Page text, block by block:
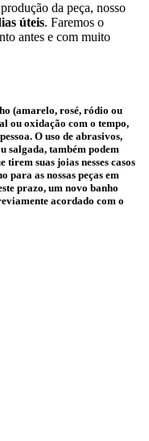
da peça, nosso
úteis. Faremos o
antes e com muito
(amarelo, rosé, ródio ou
ou oxidação com o tempo,
O uso de abrasivos,
salgada, também podem
tirem suas joias nesses casos
para as nossas peças em
prazo, um novo banho
acordado com o